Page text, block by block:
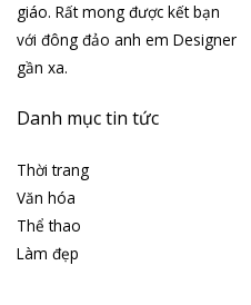
giáo. Rất mong được kết bạn
với đông đảo anh em Designer
gần xa.
Danh mục tin tức
Thời trang
Văn hóa
Thể thao
Làm đẹp